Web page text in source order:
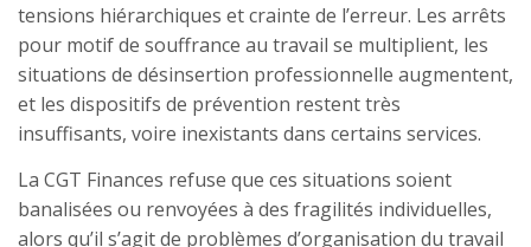
tensions hiérarchiques et crainte de l’erreur. Les arrêts
pour motif de souffrance au travail se multiplient, les
situations de désinsertion professionnelle augmentent,
et les dispositifs de prévention restent très
insuffisants, voire inexistants dans certains services.
La CGT Finances refuse que ces situations soient
banalisées ou renvoyées à des fragilités individuelles,
alors qu’il s’agit de problèmes d’organisation du travail